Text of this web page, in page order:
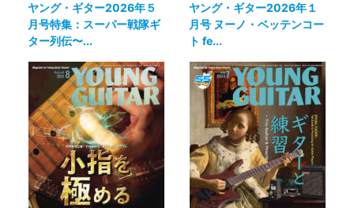
ヤング・ギター2026年５
月号特集：スーパー戦隊ギ
ター列伝〜...
ヤング・ギター2026年１
月号 ヌーノ・ベッテンコー
ト fe...